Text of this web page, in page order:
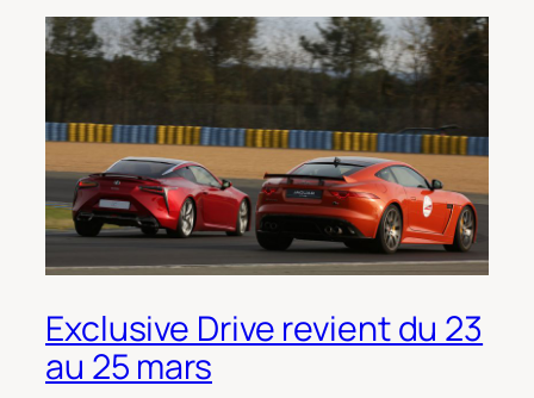
Exclusive Drive revient du 23
au 25 mars